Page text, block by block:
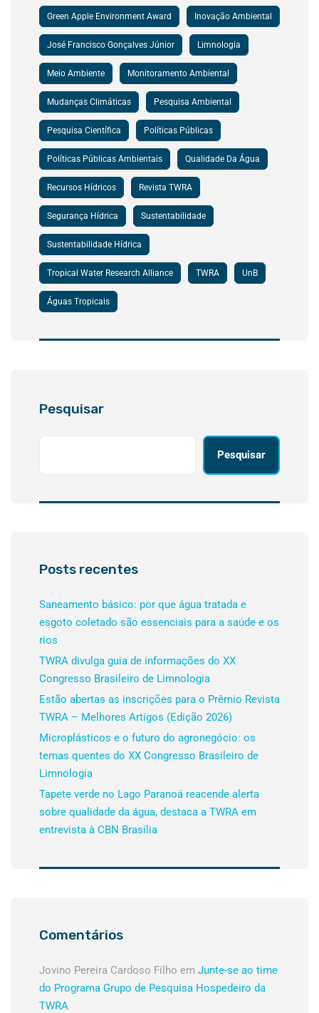
Green Apple Environment Award Inovação Ambiental
José Francisco Gonçalves Júnior Limnologia
Meio Ambiente Monitoramento Ambiental
Mudanças Climáticas Pesquisa Ambiental
Pesquisa Científica Políticas Públicas
Políticas Públicas Ambientais Qualidade Da Água
Recursos Hídricos Revista TWRA
Segurança Hídrica Sustentabilidade
Sustentabilidade Hídrica
Tropical Water Research Alliance TWRA UnB
Águas Tropicais
Pesquisar
Pesquisar
Posts recentes
Saneamento básico: por que água tratada e
esgoto coletado são essenciais para a saúde e os
rios
TWRA divulga guia de informações do XX
Congresso Brasileiro de Limnologia
Estão abertas as inscrições para o Prêmio Revista
TWRA – Melhores Artigos (Edição 2026)
Microplásticos e o futuro do agronegócio: os
temas quentes do XX Congresso Brasileiro de
Limnologia
Tapete verde no Lago Paranoá reacende alerta
sobre qualidade da água, destaca a TWRA em
entrevista à CBN Brasília
Comentários
Jovino Pereira Cardoso Filho em Junte-se ao time
do Programa Grupo de Pesquisa Hospedeiro da
TWRA